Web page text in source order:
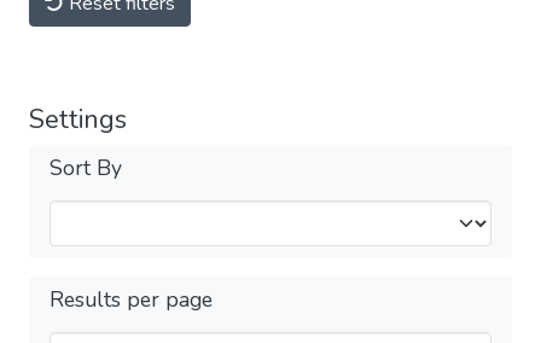
Settings
Sort By
Results per page